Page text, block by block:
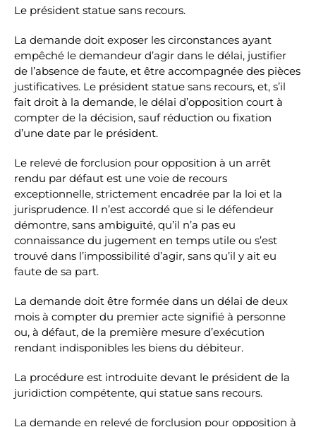
Le président statue sans recours.
La demande doit exposer les circonstances ayant
empêché le demandeur d’agir dans le délai, justifier
de l’absence de faute, et être accompagnée des pièces
justificatives. Le président statue sans recours, et, s’il
fait droit à la demande, le délai d’opposition court à
compter de la décision, sauf réduction ou fixation
d’une date par le président.
Le relevé de forclusion pour opposition à un arrêt
rendu par défaut est une voie de recours
exceptionnelle, strictement encadrée par la loi et la
jurisprudence. Il n’est accordé que si le défendeur
démontre, sans ambiguïté, qu’il n’a pas eu
connaissance du jugement en temps utile ou s’est
trouvé dans l’impossibilité d’agir, sans qu’il y ait eu
faute de sa part.
La demande doit être formée dans un délai de deux
mois à compter du premier acte signifié à personne
ou, à défaut, de la première mesure d’exécution
rendant indisponibles les biens du débiteur.
La procédure est introduite devant le président de la
juridiction compétente, qui statue sans recours.
La demande en relevé de forclusion pour opposition à